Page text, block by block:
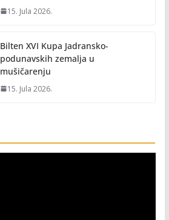
15. Jula 2026.
Bilten XVI Kupa Jadransko-
podunavskih zemalja u
mušičarenju
15. Jula 2026.